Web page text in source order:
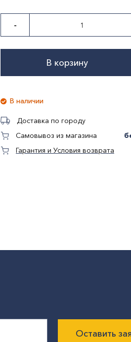
-
В корзину
В наличии
Доставка по городу
Самовывоз из магазина
Гарантия и Условия возврата
Оставить